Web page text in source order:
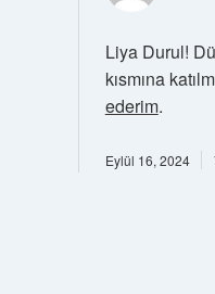
Liya Durul!
kısmına
ederim.
Eylül 16, 2024